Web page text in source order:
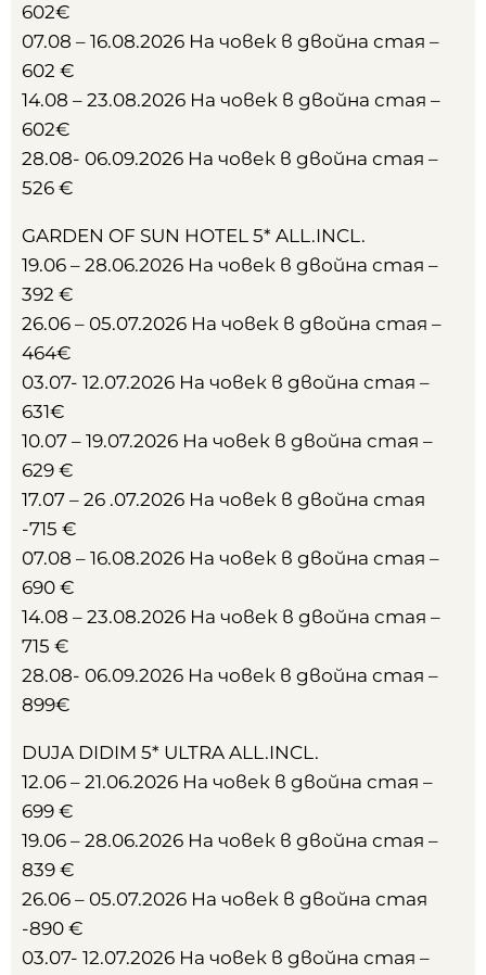
602€
07.08 – 16.08.2026 На човек в двойна стая –
602 €
14.08 – 23.08.2026 На човек в двойна стая –
602€
28.08- 06.09.2026 На човек в двойна стая –
526 €
GARDEN OF SUN HOTEL 5* ALL.INCL.
19.06 – 28.06.2026 На човек в двойна стая –
392 €
26.06 – 05.07.2026 На човек в двойна стая –
464€
03.07- 12.07.2026 На човек в двойна стая –
631€
10.07 – 19.07.2026 На човек в двойна стая –
629 €
17.07 – 26 .07.2026 На човек в двойна стая
-715 €
07.08 – 16.08.2026 На човек в двойна стая –
690 €
14.08 – 23.08.2026 На човек в двойна стая –
715 €
28.08- 06.09.2026 На човек в двойна стая –
899€
DUJA DIDIM 5* ULTRA ALL.INCL.
12.06 – 21.06.2026 На човек в двойна стая –
699 €
19.06 – 28.06.2026 На човек в двойна стая –
839 €
26.06 – 05.07.2026 На човек в двойна стая
-890 €
03.07- 12.07.2026 На човек в двойна стая –